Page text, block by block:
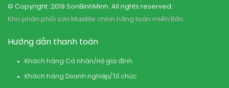
© Copyright: 2019 SonBinhMinh. All rights reserved.
Kho phân phối sơn Maxilite chính hãng toàn miền Bắc
Hướng dẫn thanh toán
Khách hàng Cá nhân/Hộ gia đình
Khách hàng Doanh nghiệp/Tổ chức